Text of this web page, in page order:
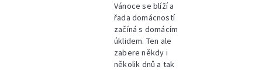
Vánoce se blíží a
řada domácností
začíná s domácím
úklidem. Ten ale
zabere někdy i
několik dnů a tak